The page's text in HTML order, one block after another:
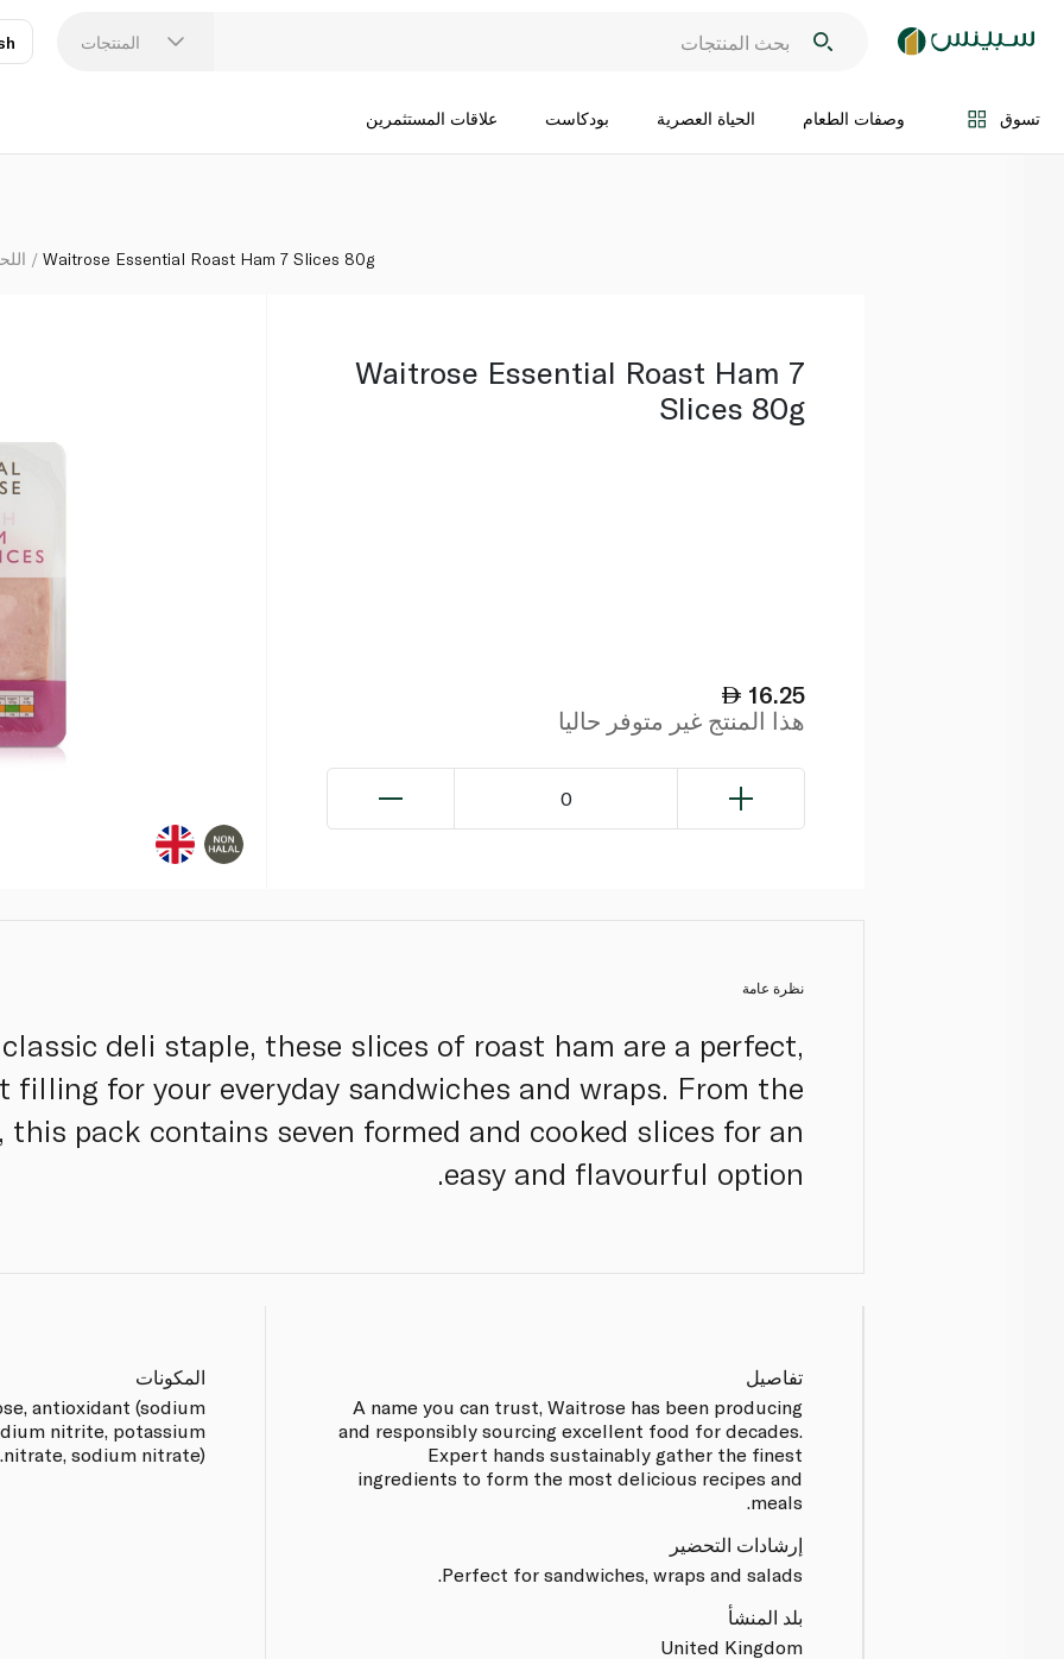
المنتجات
تسوق وصفات الطعام الحياة العصرية بودكاست علاقات المستثمرين
اضف الى السلة
Waitrose Essential Roast Ham 7 Slices 80g
Waitrose Essential Roast Ham 7
Slices 80g
16.25
هذا المنتج غير متوفر حاليا
0
نظرة عامة
deli staple, these slices of roast ham are a perfect,
filling for your everyday sandwiches and wraps. From the
this pack contains seven formed and cooked slices for an
easy and flavourful option.
تفاصيل
A name you can trust, Waitrose has been producing
and responsibly sourcing excellent food for decades.
Expert hands sustainably gather the finest
ingredients to form the most delicious recipes and
meals.
إرشادات التحضير
Perfect for sandwiches, wraps and salads.
بلد المنشأ
United Kingdom
المكونات
antioxidant (sodium
nitrite, potassium
nitrate, sodium nitrate).